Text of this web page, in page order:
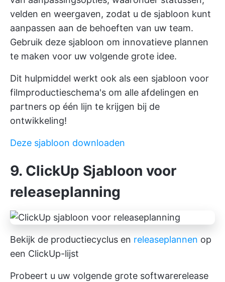
velden en weergaven, zodat u de sjabloon kunt
aanpassen aan de behoeften van uw team.
Gebruik deze sjabloon om innovatieve plannen
te maken voor uw volgende grote idee.
Dit hulpmiddel werkt ook als een sjabloon voor
filmproductieschema's om alle afdelingen en
partners op één lijn te krijgen bij de
ontwikkeling!
Deze sjabloon downloaden
9. ClickUp Sjabloon voor
releaseplanning
Bekijk de productiecyclus en releaseplannen op
een ClickUp-lijst
Probeert u uw volgende grote softwarerelease